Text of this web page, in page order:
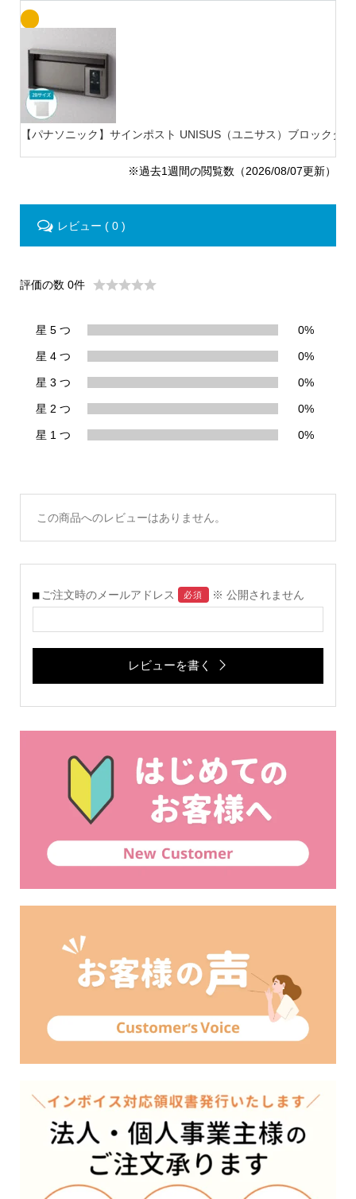
【パナソニック】サインポスト UNISUS（ユニサス）ブロックタ
※過去1週間の閲覧数（2026/08/07更新）
レビュー ( 0 )
評価の数 0件
星 5 つ 0%
星 4 つ 0%
星 3 つ 0%
星 2 つ 0%
星 1 つ 0%
この商品へのレビューはありません。
ご注文時のメールアドレス 必須 ※ 公開されません
レビューを書く